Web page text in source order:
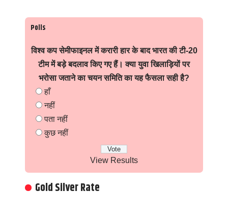
Polls
विश्व कप सेमीफाइनल में करारी हार के बाद भारत की टी-20
टीम में बड़े बदलाव किए गए हैं। क्या युवा खिलाड़ियों पर
भरोसा जताने का चयन समिति का यह फैसला सही है?
हाँ
नहीं
पता नहीं
कुछ नहीं
View Results
Gold Silver Rate